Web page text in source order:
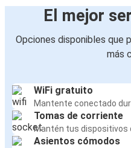
El mejor
Opciones disponibles que
más
WiFi gratuito
Mantente conectado
Tomas de corriente
Mantén tus dispositivos
Asientos cómodos